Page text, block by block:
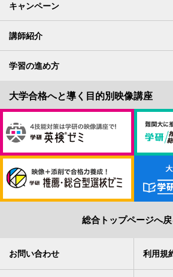
キャンペーン
講師紹介
学習の進め方
総合トップページへ戻
お問い合わせ 利用規